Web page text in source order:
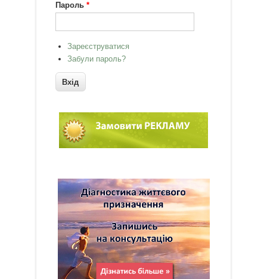
Пароль*
Зареєструватися
Забули пароль?